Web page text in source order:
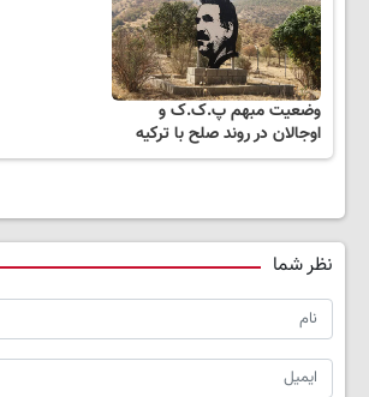
وضعیت مبهم پ.ک.ک و
اوجالان در روند صلح با ترکیه
نظر شما